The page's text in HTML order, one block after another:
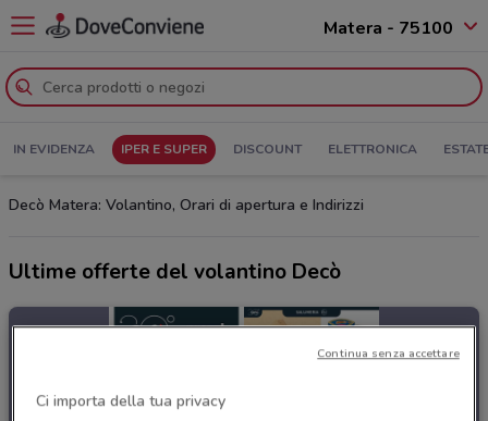
Matera - 75100
IN EVIDENZA IPER E SUPER DISCOUNT ELETTRONICA
Decò Matera: Volantino, Orari di apertura e Indirizzi
Ultime offerte del volantino Decò
Ci importa della tua privacy
Continua senza accettare